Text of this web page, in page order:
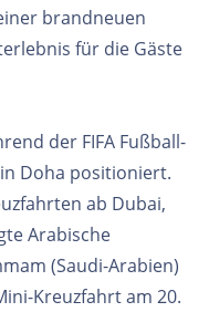
brandneuen
für die Gäste
der FIFA Fußball-
Doha positioniert.
ab Dubai,
Arabische
(Saudi-Arabien)
Kreuzfahrt am 20.